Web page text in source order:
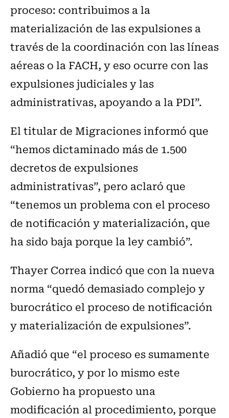
proceso: contribuimos a la
materialización de las expulsiones a
través de la coordinación con las líneas
aéreas o la FACH, y eso ocurre con las
expulsiones judiciales y las
administrativas, apoyando a la PDI”.
El titular de Migraciones informó que
“hemos dictaminado más de 1.500
decretos de expulsiones
administrativas”, pero aclaró que
“tenemos un problema con el proceso
de notificación y materialización, que
ha sido baja porque la ley cambió”.
Thayer Correa indicó que con la nueva
norma “quedó demasiado complejo y
burocrático el proceso de notificación
y materialización de expulsiones”.
Añadió que “el proceso es sumamente
burocrático, y por lo mismo este
Gobierno ha propuesto una
modificación al procedimiento, porque